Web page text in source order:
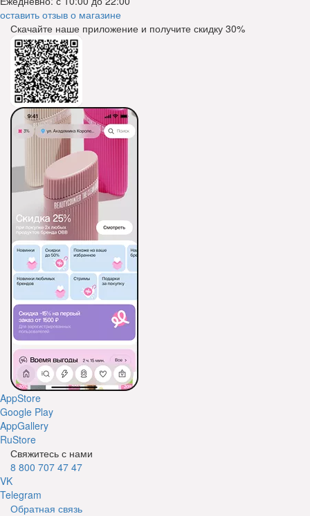
оставить отзыв о магазине
Скачайте наше приложение и получите скидку 30%
AppStore
Google Play
AppGallery
RuStore
Свяжитесь с нами
8 800 707 47 47
VK
Telegram
Обратная связь